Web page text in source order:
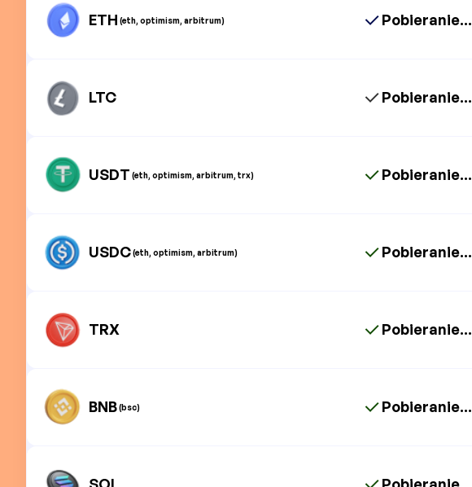
ETH (eth, optimism, arbitrum) Pobieranie...
LTC Pobieranie...
USDT (eth, optimism, arbitrum, trx) Pobieranie...
USDC(eth, optimism, arbitrum) Pobieranie...
TRX Pobieranie...
BNB(bsc) Pobieranie...